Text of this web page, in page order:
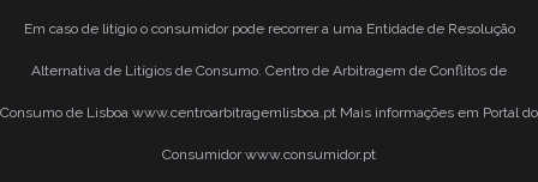
Em caso de litígio o consumidor pode recorrer a uma Entidade de Resolução
Alternativa de Litígios de Consumo. Centro de Arbitragem de Conflitos de
Consumo de Lisboa www.centroarbitragemlisboa.pt Mais informações em Portal do
Consumidor www.consumidor.pt